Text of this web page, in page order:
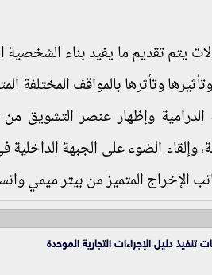
يتم تقديم ما يفيد بناء
وتأثرها بالمواقف المختلفة
الدرامية وإظهار عنصر التشويق
وإلقاء الضوء على الجبهة
الإخراج المتميز من بيتر ميمي
تنفيذ دليل الإجراءات التجارية الموحدة